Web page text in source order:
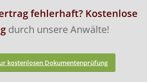
fehlerhaft? Kostenlose
durch unsere Anwälte!
kostenlosen Dokumentenprüfung